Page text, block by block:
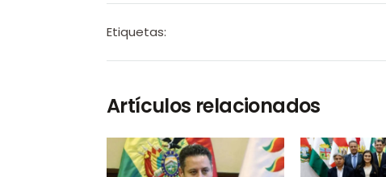
Etiquetas:
Artículos relacionados